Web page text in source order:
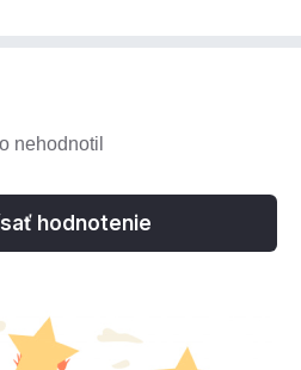
nehodnotil
hodnotenie